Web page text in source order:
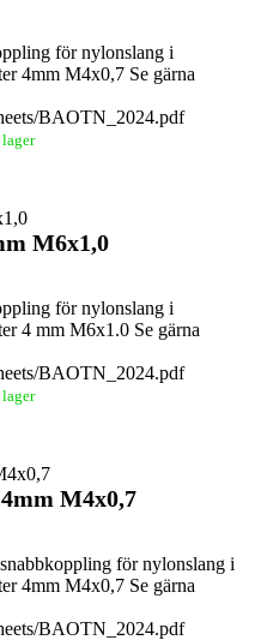
för nylonslang i
4mm M4x0,7 Se gärna
BAOTN_2024.pdf
M6x1,0
för nylonslang i
4 mm M6x1.0 Se gärna
BAOTN_2024.pdf
M4x0,7
för nylonslang i
4mm M4x0,7 Se gärna
BAOTN_2024.pdf